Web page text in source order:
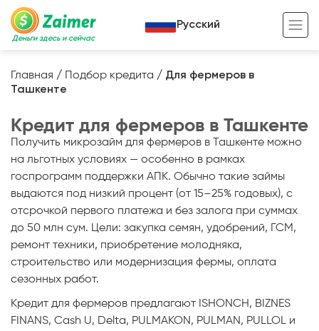
Деньги здесь и сейчас
Кредит под залог авто
Кредит под залог недвижимости
Кредит под залог спецтехники
Кредит онлайн
Кредит для предпринимателей
Кредит для самозанятых
Жизненный цикл вашего кредита
Полезные статьи
Кредитный калькулятор
Русский
Главная / Подбор кредита / Для фермеров в
Ташкенте
Кредит для фермеров в Ташкенте
Получить микрозайм для фермеров в Ташкенте можно
на льготных условиях — особенно в рамках
госпрограмм поддержки АПК. Обычно такие займы
выдаются под низкий процент (от 15–25% годовых), с
отсрочкой первого платежа и без залога при суммах
до 50 млн сум. Цели: закупка семян, удобрений, ГСМ,
ремонт техники, приобретение молодняка,
строительство или модернизация фермы, оплата
сезонных работ.
Кредит для фермеров предлагают ISHONCH, BIZNES
FINANS, Cash U, Delta, PULMAKON, PULMAN, PULLOL и